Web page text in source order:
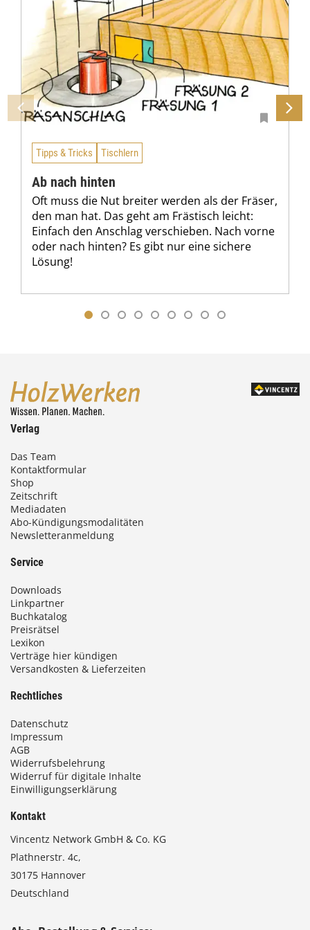
Tipps & Tricks Tischlern
Ab nach hinten
Oft muss die Nut breiter werden als der Fräser,
den man hat. Das geht am Frästisch leicht:
Einfach den Anschlag verschieben. Nach vorne
oder nach hinten? Es gibt nur eine sichere
Lösung!
Verlag
Das Team
Kontaktformular
Shop
Zeitschrift
Mediadaten
Abo-Kündigungsmodalitäten
Newsletteranmeldung
Service
Downloads
Linkpartner
Buchkatalog
Preisrätsel
Lexikon
Verträge hier kündigen
Versandkosten & Lieferzeiten
Rechtliches
Datenschutz
Impressum
AGB
Widerrufsbelehrung
Widerruf für digitale Inhalte
Einwilligungserklärung
Kontakt
Vincentz Network GmbH & Co. KG
Plathnerstr. 4c,
30175 Hannover
Deutschland